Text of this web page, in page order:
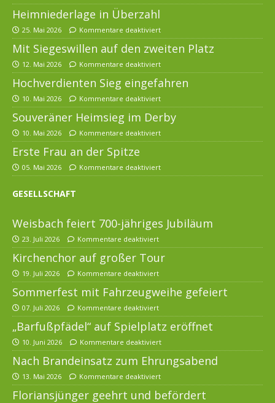
Heimniederlage in Überzahl
25. Mai 2026 Kommentare deaktiviert
Mit Siegeswillen auf den zweiten Platz
12. Mai 2026 Kommentare deaktiviert
Hochverdienten Sieg eingefahren
10. Mai 2026 Kommentare deaktiviert
Souveräner Heimsieg im Derby
10. Mai 2026 Kommentare deaktiviert
Erste Frau an der Spitze
05. Mai 2026 Kommentare deaktiviert
GESELLSCHAFT
Weisbach feiert 700-jähriges Jubiläum
23. Juli 2026 Kommentare deaktiviert
Kirchenchor auf großer Tour
19. Juli 2026 Kommentare deaktiviert
Sommerfest mit Fahrzeugweihe gefeiert
07. Juli 2026 Kommentare deaktiviert
„Barfußpfädel“ auf Spielplatz eröffnet
10. Juni 2026 Kommentare deaktiviert
Nach Brandeinsatz zum Ehrungsabend
13. Mai 2026 Kommentare deaktiviert
Floriansjünger geehrt und befördert